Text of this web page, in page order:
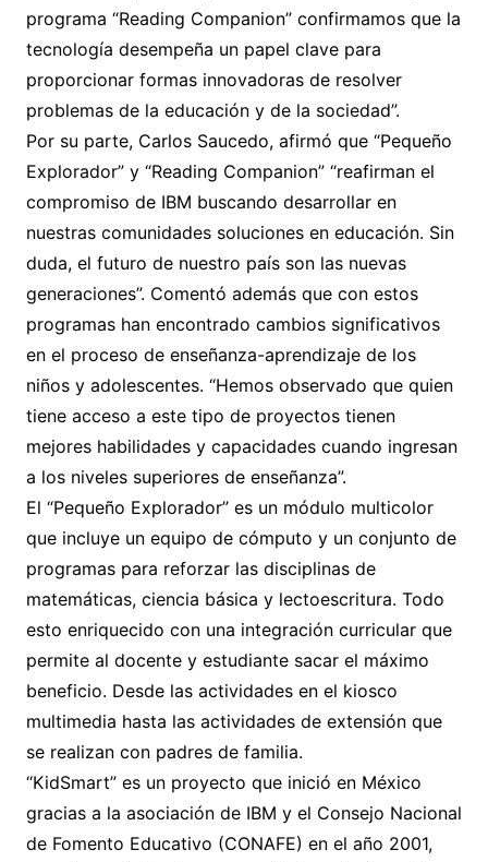
programa “Reading Companion” confirmamos que la
tecnología desempeña un papel clave para
proporcionar formas innovadoras de resolver
problemas de la educación y de la sociedad”.
Por su parte, Carlos Saucedo, afirmó que “Pequeño
Explorador” y “Reading Companion” “reafirman el
compromiso de IBM buscando desarrollar en
nuestras comunidades soluciones en educación. Sin
duda, el futuro de nuestro país son las nuevas
generaciones”. Comentó además que con estos
programas han encontrado cambios significativos
en el proceso de enseñanza-aprendizaje de los
niños y adolescentes. “Hemos observado que quien
tiene acceso a este tipo de proyectos tienen
mejores habilidades y capacidades cuando ingresan
a los niveles superiores de enseñanza”.
El “Pequeño Explorador” es un módulo multicolor
que incluye un equipo de cómputo y un conjunto de
programas para reforzar las disciplinas de
matemáticas, ciencia básica y lectoescritura. Todo
esto enriquecido con una integración curricular que
permite al docente y estudiante sacar el máximo
beneficio. Desde las actividades en el kiosco
multimedia hasta las actividades de extensión que
se realizan con padres de familia.
“KidSmart” es un proyecto que inició en México
gracias a la asociación de IBM y el Consejo Nacional
de Fomento Educativo (CONAFE) en el año 2001,